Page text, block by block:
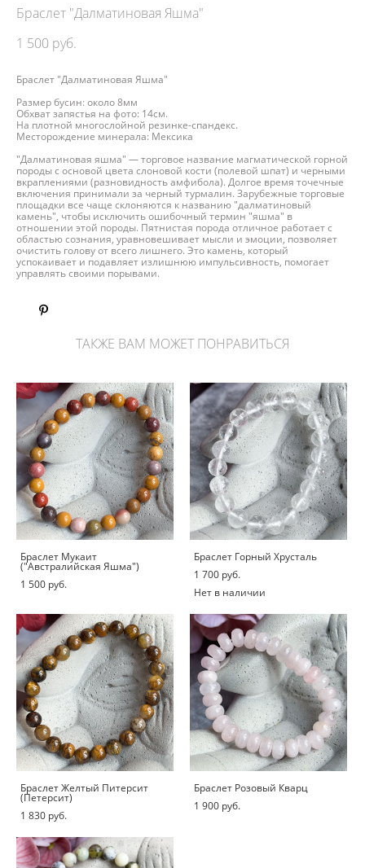
Браслет "Далматиновая Яшма"
1 500 pуб.
Браслет "Далматиновая Яшма"
Размер бусин: около 8мм
Обхват запястья на фото: 14см.
На плотной многослойной резинке-спандекс.
Месторождение минерала: Мексика
"Далматиновая яшма" — торговое название магматической горной
породы с основой цвета слоновой кости (полевой шпат) и черными
вкраплениями (разновидность амфибола). Долгое время точечные
включения принимали за черный турмалин. Зарубежные торговые
площадки все чаще склоняются к названию "далматиновый
камень", чтобы исключить ошибочный термин "яшма" в
отношении этой породы. Пятнистая порода отличное работает с
областью сознания, уравновешивает мысли и эмоции, позволяет
очистить голову от всего лишнего. Это камень, который
успокаивает и подавляет излишнюю импульсивность, помогает
управлять своими порывами.
ТАКЖЕ ВАМ МОЖЕТ ПОНРАВИТЬСЯ
Браслет Мукаит
("Австралийская Яшма")
1 500 pуб.
Браслет Горный Хрусталь
1 700 pуб.
Нет в наличии
Браслет Желтый Питерсит
(Петерсит)
1 830 pуб.
Браслет Розовый Кварц
1 900 pуб.